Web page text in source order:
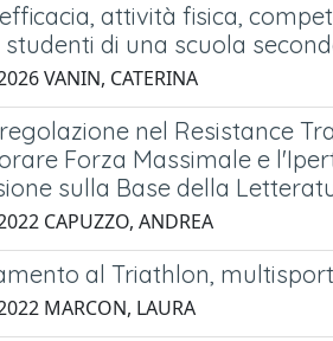
attività fisica,
studenti di una scuola
VANIN, CATERINA
nel Resistance
Forza Massimale e
sulla Base della
CAPUZZO, ANDREA
al Triathlon,
MARCON, LAURA